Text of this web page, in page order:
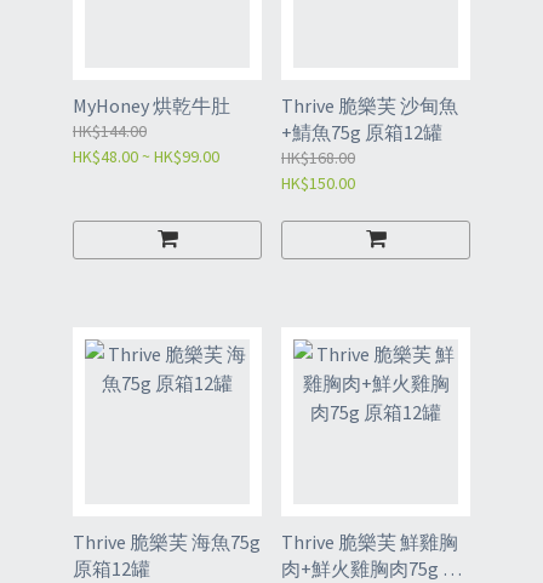
MyHoney 烘乾牛肚
HK$144.00
HK$48.00 ~ HK$99.00
Thrive 脆樂芙 沙甸魚
+鯖魚75g 原箱12罐
HK$168.00
HK$150.00
Thrive 脆樂芙 海魚75g
原箱12罐
Thrive 脆樂芙 鮮雞胸
肉+鮮火雞胸肉75g 原